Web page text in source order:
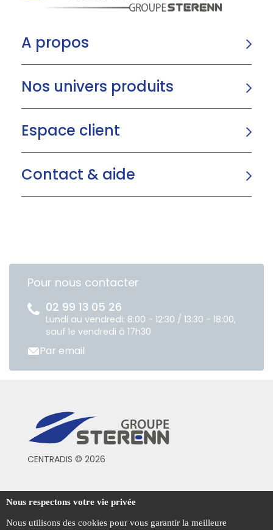
A propos
Nos univers produits
Espace client
Contact & aide
Pour nous contacter
02 99 13 05 26
Lundi au vendredi: 8:00 - 12:30 / 13:30 - 18:00,
sauf le vendredi à 17h30
Par email
CENTRADIS © 2026
Conditions générales de vente
Mentions légales
Nous respectons votre vie privée
Nous utilisons des cookies pour vous garantir la meilleure